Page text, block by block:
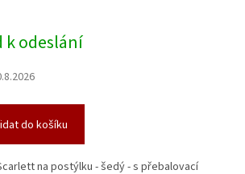
k odeslání
do košíku
na postýlku - šedý - s přebalovací